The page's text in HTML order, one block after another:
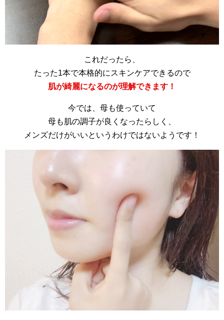
これだったら、
たった1本で本格的にスキンケアできるので
肌が綺麗になるのが理解できます！
今では、母も使っていて
母も肌の調子が良くなったらしく、
メンズだけがいいというわけではないようです！